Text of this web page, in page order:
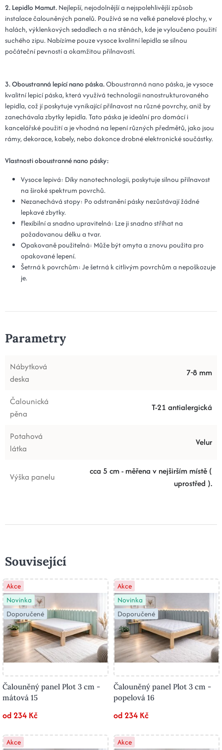
Kód: Plot 30x110x5 - 19 grafitová 14 dní
25x120x5 - 19 grafitová
Kód: Plot 25x120x5 - 19 grafitová
709 Kč
14 dní
2. Lepidlo Mamut. Nejlepší, nejodolnější a nejspolehlivější způsob
instalace čalouněných panelů. Používá se na velké panelové plochy, v
halách, výklenkových sedadlech a na stěnách, kde je vyloučeno použití
suchého zipu. Nabízíme pouze vysoce kvalitní lepidla se silnou
počáteční pevností a okamžitou přilnavostí.
3. Oboustranná lepící nano páska.Oboustranná nano páska, je vysoce
kvalitní lepicí páska, která využívá technologii nanostrukturovaného
lepidla, což jí poskytuje vynikající přilnavost na různé povrchy, aniž by
zanechávala zbytky lepidla. Tato páska je ideální pro domácí i
kancelářské použití a je vhodná na lepení různých předmětů, jako jsou
rámy, dekorace, kabely, nebo dokonce drobné elektronické součástky.
Vlastnosti oboustranné nano pásky:
Vysoce lepivá: Díky nanotechnologii, poskytuje silnou přilnavost
na široké spektrum povrchů.
Nezanechává stopy: Po odstranění pásky nezůstávají žádné
lepkavé zbytky.
Flexibilní a snadno upravitelná: Lze ji snadno stříhat na
požadovanou délku a tvar.
Opakovaně použitelná: Může být omyta a znovu použita pro
opakované lepení.
Šetrná k povrchům: Je šetrná k citlivým povrchům a nepoškozuje
je.
Parametry
Nábytková
deska
7-8 mm
Čalounická
pěna
T-21 antialergická
Potahová
látka
Velur
Výška panelu
cca 5 cm - měřena v nejširším místě (
uprostřed ).
Související
Akce
Novinka
Doporučené
Čalouněný panel Plot 3 cm -
mátová 15
od 234 Kč
Akce
Novinka
Doporučené
Čalouněný panel Plot 3 cm -
popelová 16
od 234 Kč
Akce
Akce